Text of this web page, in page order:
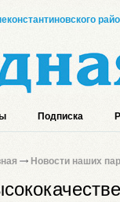
Подписка
Новости наших